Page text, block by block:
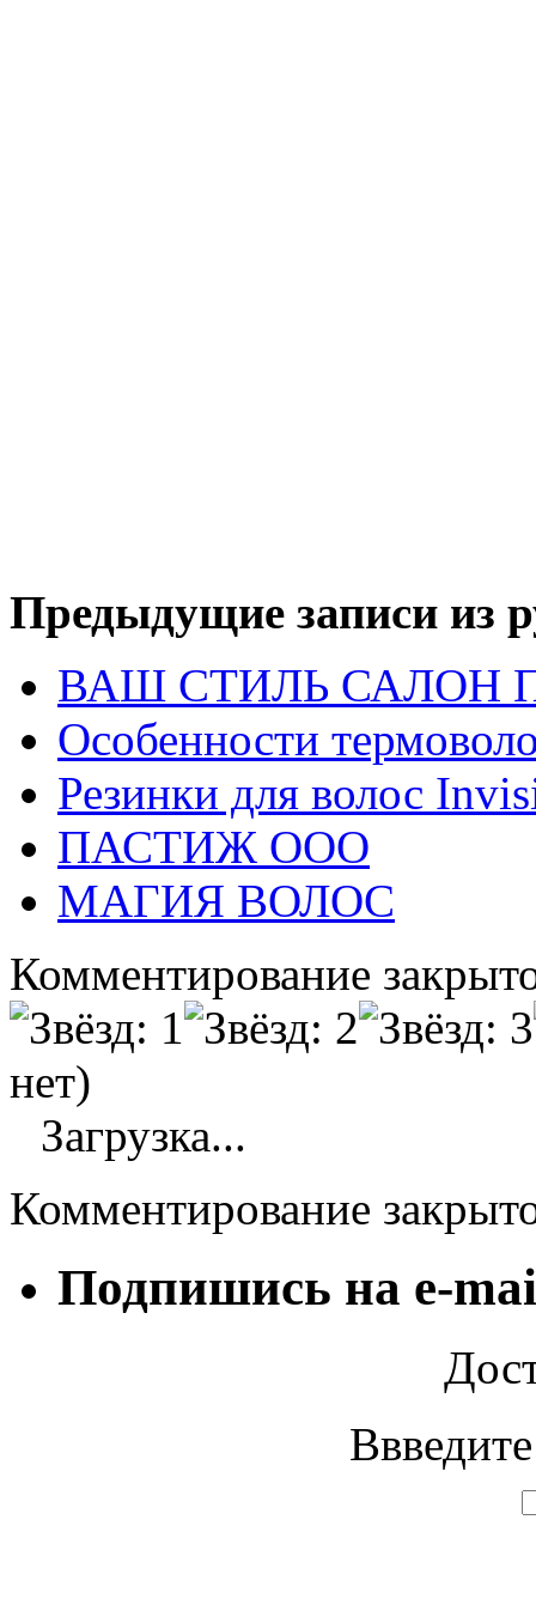
Предыдущие записи из
ВАШ СТИЛЬ САЛОН
Особенности
Резинки для волос
ПАСТИЖ ООО
МАГИЯ ВОЛОС
Комментирование
нет)
Загрузка...
Комментирование
Подпишись на e-